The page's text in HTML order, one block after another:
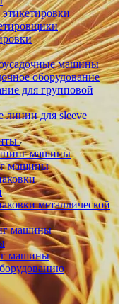
машины
оборудование
для групповой
для sleeve
машины
машины
металлической
машины
машины